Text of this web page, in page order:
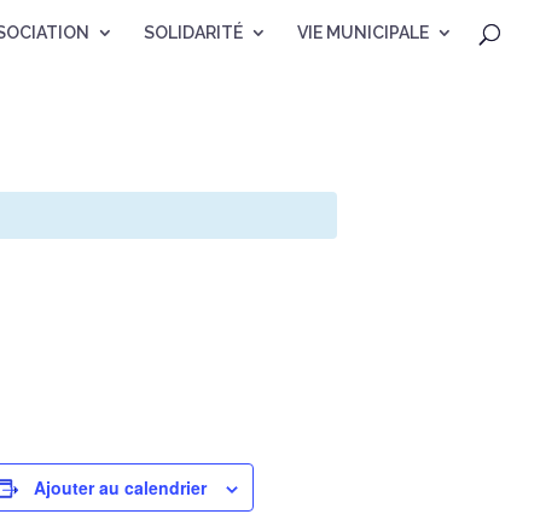
SOLIDARITÉ VIE MUNICIPALE
Ajouter au calendrier